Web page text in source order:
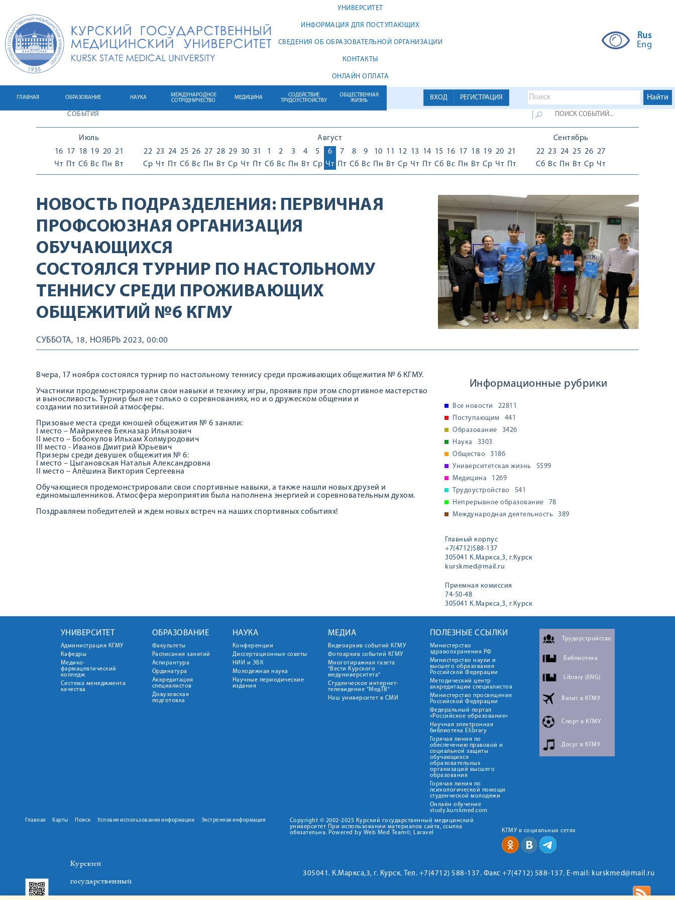
УНИВЕРСИТЕТ
ИНФОРМАЦИЯ ДЛЯ ПОСТУПАЮЩИХ
СВЕДЕНИЯ ОБ ОБРАЗОВАТЕЛЬНОЙ ОРГАНИЗАЦИИ
КОНТАКТЫ
ОНЛАЙН ОПЛАТА
Rus
Eng
ВХОД РЕГИСТРАЦИЯ
ГЛАВНАЯ ОБРАЗОВАНИЕ НАУКА
МЕЖДУНАРОДНОЕ
СОТРУДНИЧЕСТВО
МЕДИЦИНА
СОДЕЙСТВИЕ
ТРУДОУСТРОЙСТВУ
ОБЩЕСТВЕННАЯ
ЖИЗНЬ
СОБЫТИЯ
Июль
16
Чт
17
Пт
18
Сб
19
Вс
20
Пн
21
Вт
Август
22
Ср
23
Чт
24
Пт
25
Сб
26
Вс
27
Пн
28
Вт
29
Ср
30
Чт
31
Пт
1
Сб
2
Вс
3
Пн
4
Вт
5
Ср
6
Чт
7
Пт
8
Сб
9
Вс
10
Пн
11
Вт
12
Ср
13
Чт
14
Пт
15
Сб
16
Вс
17
Пн
18
Вт
19
Ср
20
Чт
21
Пт
Сентябрь
22
Сб
23
Вс
24
Пн
25
Вт
26
Ср
27
Чт
НОВОСТЬ ПОДРАЗДЕЛЕНИЯ: ПЕРВИЧНАЯ
ПРОФСОЮЗНАЯ ОРГАНИЗАЦИЯ
ОБУЧАЮЩИХСЯ
СОСТОЯЛСЯ ТУРНИР ПО НАСТОЛЬНОМУ
ТЕННИСУ СРЕДИ ПРОЖИВАЮЩИХ
ОБЩЕЖИТИЙ №6 КГМУ
СУББОТА, 18, НОЯБРЬ 2023, 00:00
Вчера, 17 ноября состоялся турнир по настольному теннису среди проживающих общежития № 6 КГМУ.
Участники продемонстрировали свои навыки и технику игры, проявив при этом спортивное мастерство
и выносливость. Турнир был не только о соревнованиях, но и о дружеском общении и
создании позитивной атмосферы.
Призовые места среди юношей общежития № 6 заняли:
I место – Майрикеев Бекназар Ильязович
II место – Бобокулов Ильхам Холмуродович
III место - Иванов Дмитрий Юрьевич
Призеры среди девушек общежития № 6:
I место – Цыгановская Наталья Александровна
II место – Алёшина Виктория Сергеевна
Обучающиеся продемонстрировали свои спортивные навыки, а также нашли новых друзей и
единомышленников. Атмосфера мероприятия была наполнена энергией и соревновательным духом.
Поздравляем победителей и ждем новых встреч на наших спортивных событиях!
Информационные рубрики
Все новости
22811
Поступающим
441
Образование
3426
Наука
3303
Общество
3186
Университетская жизнь
5599
Медицина
1269
Трудоустройство
541
Непрерывное образование
78
Международная деятельность
389
Главный корпус
+7(4712)588-137
305041 К.Маркса,3, г.Курск
kurskmed@mail.ru
Приемная комиссия
74-50-48
305041 К.Маркса,3, г.Курск
УНИВЕРСИТЕТ
Администрация КГМУ
Кафедры
Медико-
фармацевтический
колледж
Система менеджмента
качества
ОБРАЗОВАНИЕ
Факультеты
Расписания занятий
Аспирантура
Ординатура
Аккредитация
специалистов
Довузовская
подготовка
НАУКА
Конференции
Диссертационные советы
НИИ и ЭБК
Молодежная наука
Научные периодические
издания
МЕДИА
Видеоархив событий КГМУ
Фотоархив событий КГМУ
Многотиражная газета
"Вести Курского
медуниверситета"
Студенческое интернет-
телевидение "МедТВ"
Наш университет в СМИ
ПОЛЕЗНЫЕ ССЫЛКИ
Министерство
здравоохранения РФ
Министерство науки и
высшего образования
Российской Федерации
Методический центр
аккредитации специалистов
Министерство просвещения
Российской Федерации
Федеральный портал
«Российское образование»
Научная электронная
библиотека Elibrary
Горячая линия по
обеспечению правовой и
социальной защиты
обучающихся
образовательных
организаций высшего
образования
Горячая линия по
психологической помощи
студенческой молодежи
Онлайн обучение
study.kurskmed.com
Трудоустройство
Библиотека
Library (ENG)
Визит в КГМУ
Спорт в КГМУ
Досуг в КГМУ
Главная Карты Поиск Условия использования информации Экстренная информация
Copyright © 2002-2025 Курский государственный медицинский
университет При использовании материалов сайта, ссылка
обязательна. Powered by Web Med Team©, Laravel
КГМУ в социальных сетях
Курский
государственный
305041. К.Маркса,3, г. Курск. Тел. +7(4712) 588-137. Факс +7(4712) 588-137. E-mail: kurskmed@mail.ru